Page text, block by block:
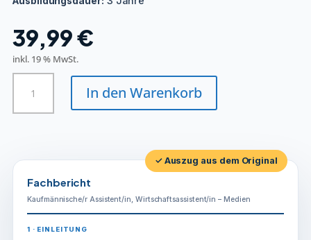
39,99€
inkl. 19 % MwSt.
Kaufmännische/r
Assistent/in,
Wirtschaftsassistent/in
Menge
In den Warenkorb
✓ Auszug aus dem Original
Fachbericht
Kaufmännische/r Assistent/in, Wirtschaftsassistent/in – Medien
1 · EINLEITUNG